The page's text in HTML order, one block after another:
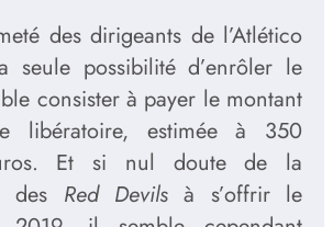
des dirigeants de l’Atlético
seule possibilité d’enrôler le
consister à payer le montant
libératoire, estimée à 350
Et si nul doute de la
des Red Devils à s’offrir le